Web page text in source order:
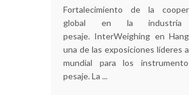
Fortalecimiento de la
global en la industria
pesaje. InterWeighing en
una de las exposiciones líderes
mundial para los
pesaje. La ...